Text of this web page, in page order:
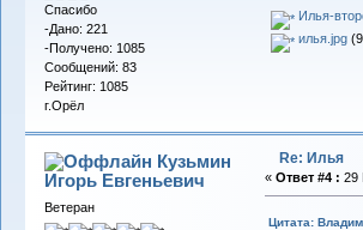
Спасибо
-Дано: 221
-Получено: 1085
Сообщений: 83
Рейтинг: 1085
г.Орёл
Илья-
илья.jpg
Кузьмин
Игорь Евгеньевич
Ветеран
Re: Илья
« Ответ #4 : 29
Цитата: